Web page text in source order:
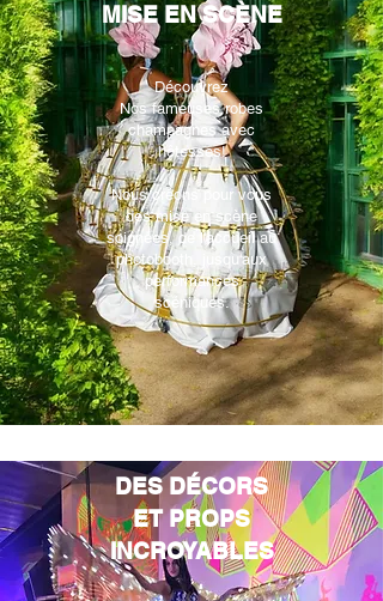
MISE EN SCÈNE
Découvrez
Nos fameuses robes
champagnes avec
hôtesses!
Nous créons pour vous
des mise en scène
soignées, de l'accueil au
photobooth, jusqu'aux
performances
scéniques.
DES DÉCORS
ET PROPS
INCROYABLES